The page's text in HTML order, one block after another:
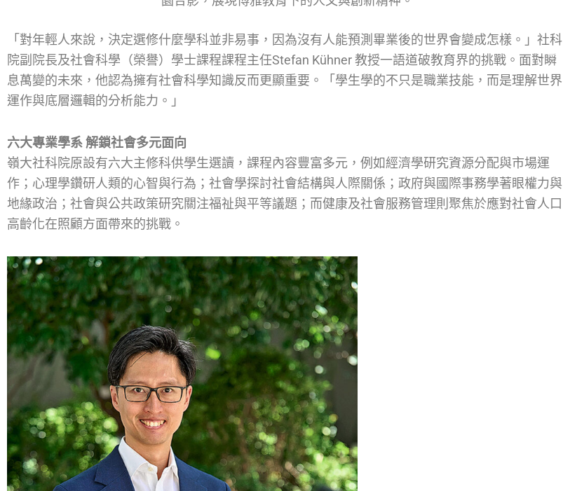
「對年輕人來說，決定選修什麼學科並非易事，因為沒有人能預測畢業後的世界會變成怎樣。」社科
院副院長及社會科學（榮譽）學士課程課程主任Stefan Kühner 教授一語道破教育界的挑戰。面對瞬
息萬變的未來，他認為擁有社會科學知識反而更顯重要。「學生學的不只是職業技能，而是理解世界
運作與底層邏輯的分析能力。」
六大專業學系 解鎖社會多元面向
嶺大社科院原設有六大主修科供學生選讀，課程內容豐富多元，例如經濟學研究資源分配與市場運
作；心理學鑽研人類的心智與行為；社會學探討社會結構與人際關係；政府與國際事務學著眼權力與
地緣政治；社會與公共政策研究關注福祉與平等議題；而健康及社會服務管理則聚焦於應對社會人口
高齡化在照顧方面帶來的挑戰。